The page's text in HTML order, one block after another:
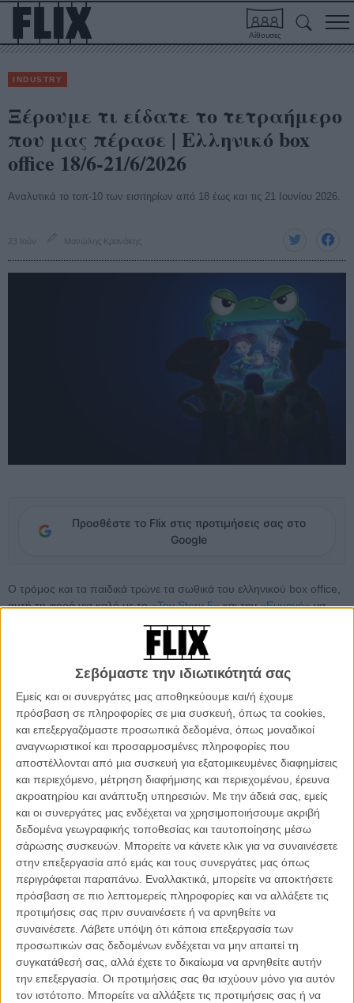
Σεβόμαστε την ιδιωτικότητά σας
Εμείς και οι συνεργάτες μας αποθηκεύουμε και/ή έχουμε
πρόσβαση σε πληροφορίες σε μια συσκευή, όπως τα cookies,
και επεξεργαζόμαστε προσωπικά δεδομένα, όπως μοναδικοί
αναγνωριστικοί και προσαρμοσμένες πληροφορίες που
αποστέλλονται από μια συσκευή για εξατομικευμένες διαφημίσεις
και περιεχόμενο, μέτρηση διαφήμισης και περιεχομένου, έρευνα
ακροατηρίου και ανάπτυξη υπηρεσιών. Με την άδειά σας, εμείς
και οι συνεργάτες μας ενδέχεται να χρησιμοποιήσουμε ακριβή
δεδομένα γεωγραφικής τοποθεσίας και ταυτοποίησης μέσω
σάρωσης συσκευών. Μπορείτε να κάνετε κλικ για να συναινέσετε
στην επεξεργασία από εμάς και τους συνεργάτες μας όπως
περιγράφεται παραπάνω. Εναλλακτικά, μπορείτε να αποκτήσετε
πρόσβαση σε πιο λεπτομερείς πληροφορίες και να αλλάξετε τις
προτιμήσεις σας πριν συναινέσετε ή να αρνηθείτε να
συναινέσετε. Λάβετε υπόψη ότι κάποια επεξεργασία των
προσωπικών σας δεδομένων ενδέχεται να μην απαιτεί τη
συγκατάθεσή σας, αλλά έχετε το δικαίωμα να αρνηθείτε αυτήν
την επεξεργασία. Οι προτιμήσεις σας θα ισχύουν μόνο για αυτόν
τον ιστότοπο. Μπορείτε να αλλάξετε τις προτιμήσεις σας ή να
Αίθουσες
INDUSTRY
Ξέρουμε τι είδατε το τετραήμερο
που μας πέρασε | Ελληνικό box
office 18/6-21/6/2026
Αναλυτικά το τοπ-10 των εισιτηρίων από 18 έως και τις 21 Ιουνίου 2026.
23 Ιούν Μανώλης Κρανάκης
Προσθέστε το Flix στις προτιμήσεις σας στο
Google
Ο τρόμος και τα παιδικά τρώνε τα σωθικά του ελληνικού box office,
αυτή τη φορά για καλό με το«Toy Story 5»και την«Εμμονή»να
, ούτε το «Backrooms»
μεγαλύτερο άνοιγμα από αυτό του τέταρτου μέρους τον Ιούνιο του
2019 - τότε είχε φτάσει τις περίπου 43 χιλιάδες
, ενώ ακολουθεί η
«Εμμονή» με καλύτερο άνοιγμα από το «Backrooms»
από τα καλύτερα του φετινού καλοκαιριού.
Μέσα στο τοπ 10 μπήκαν και άλλες νέες ταινίες αλλά και δύο
επανεκδόσεις, το«Ψυχώ»και η«Αμελι», επιβεβαιώνοντας το
δυνατό target group και των δύο τίτλων. Εκτός έμεινε το «Leviticus»
που παρά την ιδανική έξοδό του πάνω στον μήνα του pride αλλά
και το γεγονός πως πρόκειται για μια πολύ καλή ταινία, φάνηκε
μάλλον πολύ queer για τα ελληνικά γούστα.
Αναλυτικά το τοπ-10 των εισιτηρίων του τετραημέρου 18 έως
και 21 Ιουνίου 2026.
**1.«Toy Story 5», 97 αίθουσες στην Αθήνα, 213 πανελλαδικά,
64.442 εισιτήρια (1η εβδομάδα)